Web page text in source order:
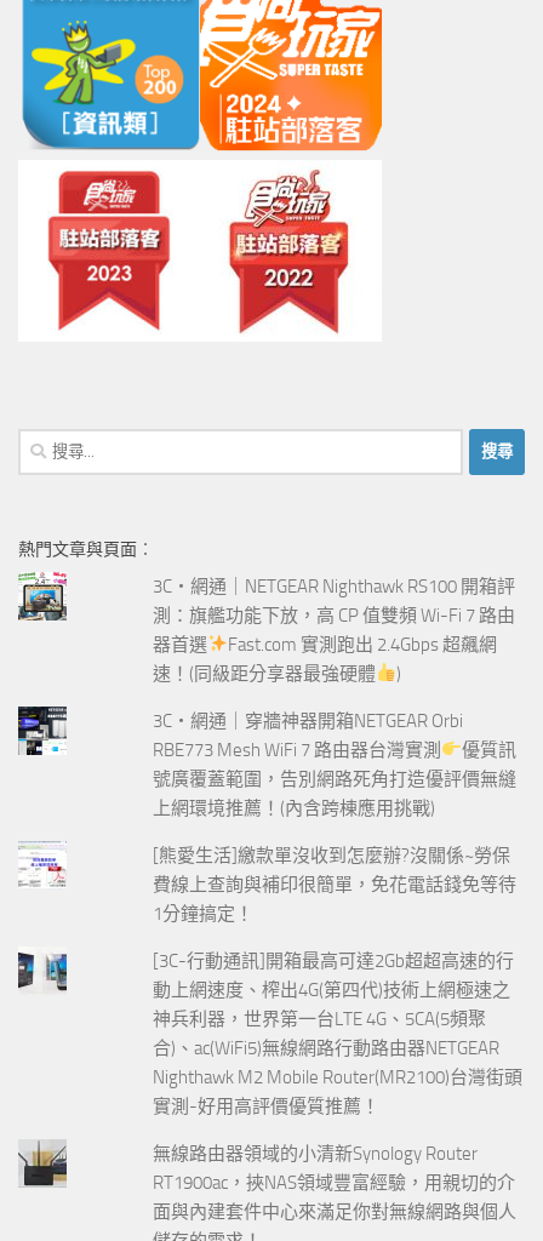
搜
尋
字:
熱門文章與頁面︰
3C‧網通｜NETGEAR Nighthawk RS100 開箱評
測：旗艦功能下放，高 CP 值雙頻 Wi-Fi 7 路由
器首選
Fast.com 實測跑出 2.4Gbps 超飆網
速！(同級距分享器最強硬體
)
3C‧網通｜穿牆神器開箱NETGEAR Orbi
RBE773 Mesh WiFi 7 路由器台灣實測
優質訊
號廣覆蓋範圍，告別網路死角打造優評價無縫
上網環境推薦！(內含跨棟應用挑戰)
[熊愛生活]繳款單沒收到怎麼辦?沒關係~勞保
費線上查詢與補印很簡單，免花電話錢免等待
1分鐘搞定！
[3C-行動通訊]開箱最高可達2Gb超超高速的行
動上網速度、榨出4G(第四代)技術上網極速之
神兵利器，世界第一台LTE 4G、5CA(5頻聚
合)、ac(WiFi5)無線網路行動路由器NETGEAR
Nighthawk M2 Mobile Router(MR2100)台灣街頭
實測-好用高評價優質推薦！
無線路由器領域的小清新Synology Router
RT1900ac，挾NAS領域豐富經驗，用親切的介
面與內建套件中心來滿足你對無線網路與個人